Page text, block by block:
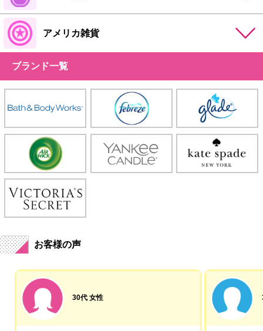
アメリカ雑貨
ブランド一覧
お客様の声
30代 女性